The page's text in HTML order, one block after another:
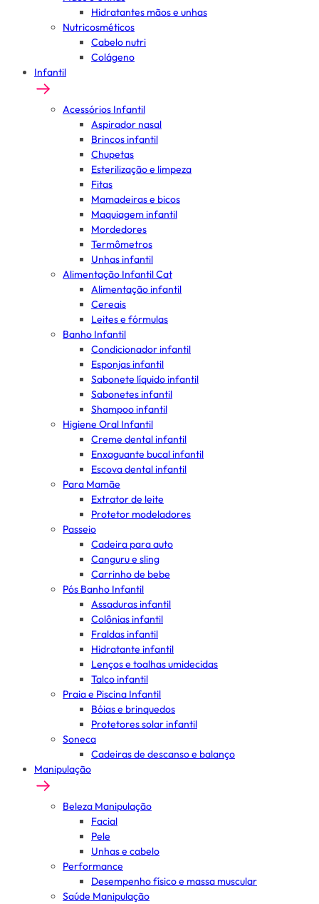
Hidratantes mãos e unhas
Nutricosméticos
Cabelo nutri
Colágeno
Infantil
Acessórios Infantil
Aspirador nasal
Brincos infantil
Chupetas
Esterilização e limpeza
Fitas
Mamadeiras e bicos
Maquiagem infantil
Mordedores
Termômetros
Unhas infantil
Alimentação Infantil Cat
Alimentação infantil
Cereais
Leites e fórmulas
Banho Infantil
Condicionador infantil
Esponjas infantil
Sabonete líquido infantil
Sabonetes infantil
Shampoo infantil
Higiene Oral Infantil
Creme dental infantil
Enxaguante bucal infantil
Escova dental infantil
Para Mamãe
Extrator de leite
Protetor modeladores
Passeio
Cadeira para auto
Canguru e sling
Carrinho de bebe
Pós Banho Infantil
Assaduras infantil
Colônias infantil
Fraldas infantil
Hidratante infantil
Lenços e toalhas umidecidas
Talco infantil
Praia e Piscina Infantil
Bóias e brinquedos
Protetores solar infantil
Soneca
Cadeiras de descanso e balanço
Manipulação
Beleza Manipulação
Facial
Pele
Unhas e cabelo
Performance
Desempenho físico e massa muscular
Saúde Manipulação